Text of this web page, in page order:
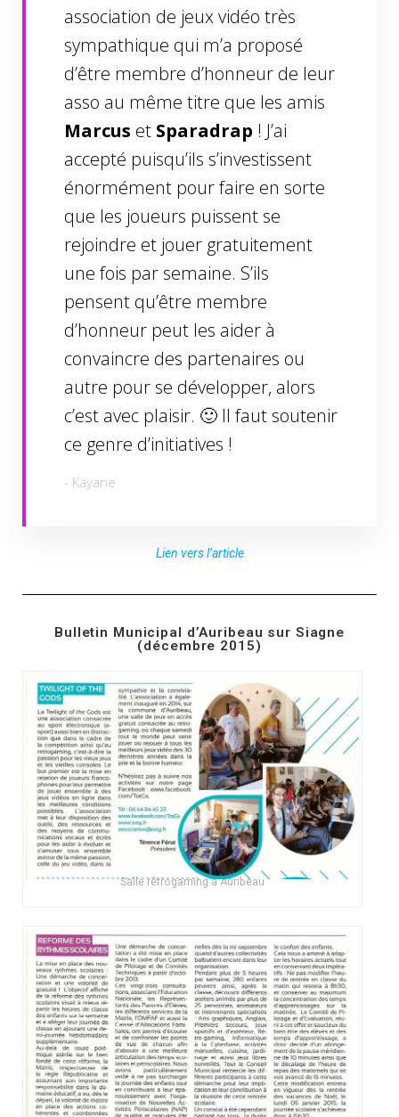
association de jeux vidéo très
sympathique qui m’a proposé
d’être membre d’honneur de leur
asso au même titre que les amis
Marcus et Sparadrap ! J’ai
accepté puisqu’ils s’investissent
énormément pour faire en sorte
que les joueurs puissent se
rejoindre et jouer gratuitement
une fois par semaine. S’ils
pensent qu’être membre
d’honneur peut les aider à
convaincre des partenaires ou
autre pour se développer, alors
c’est avec plaisir. 🙂 Il faut soutenir
ce genre d’initiatives !
- Kayane
Lien vers l’article
Bulletin Municipal d’Auribeau sur Siagne
(décembre 2015)
Salle rétrogaming à Auribeau